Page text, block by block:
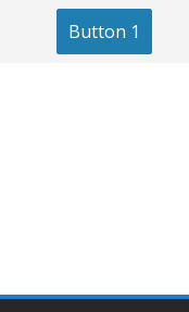
Button 1